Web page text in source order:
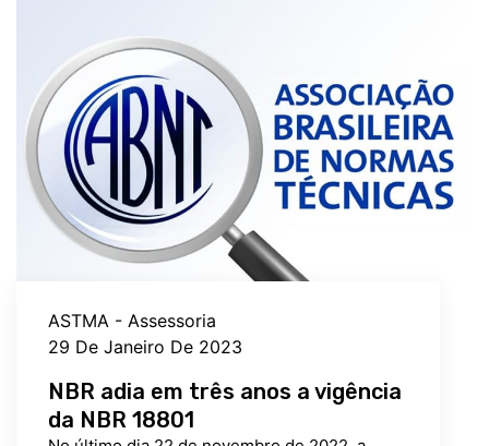
ASTMA - Assessoria
29 De Janeiro De 2023
NBR adia em três anos a vigência
da NBR 18801